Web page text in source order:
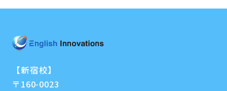
【新宿校】
〒160-0023